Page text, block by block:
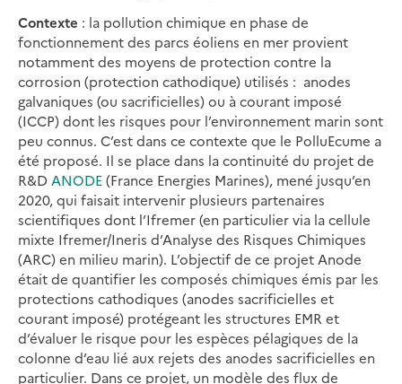
Contexte : la pollution chimique en phase de
fonctionnement des parcs éoliens en mer provient
notamment des moyens de protection contre la
corrosion (protection cathodique) utilisés : anodes
galvaniques (ou sacrificielles) ou à courant imposé
(ICCP) dont les risques pour l’environnement marin sont
peu connus. C’est dans ce contexte que le PolluEcume a
été proposé. Il se place dans la continuité du projet de
R&DANODE(France Energies Marines), mené jusqu’en
2020, qui faisait intervenir plusieurs partenaires
scientifiques dont l’Ifremer (en particulier via la cellule
mixte Ifremer/Ineris d’Analyse des Risques Chimiques
(ARC) en milieu marin). L’objectif de ce projet Anode
était de quantifier les composés chimiques émis par les
protections cathodiques (anodes sacrificielles et
courant imposé) protégeant les structures EMR et
d’évaluer le risque pour les espèces pélagiques de la
colonne d’eau lié aux rejets des anodes sacrificielles en
particulier. Dans ce projet, un modèle des flux de